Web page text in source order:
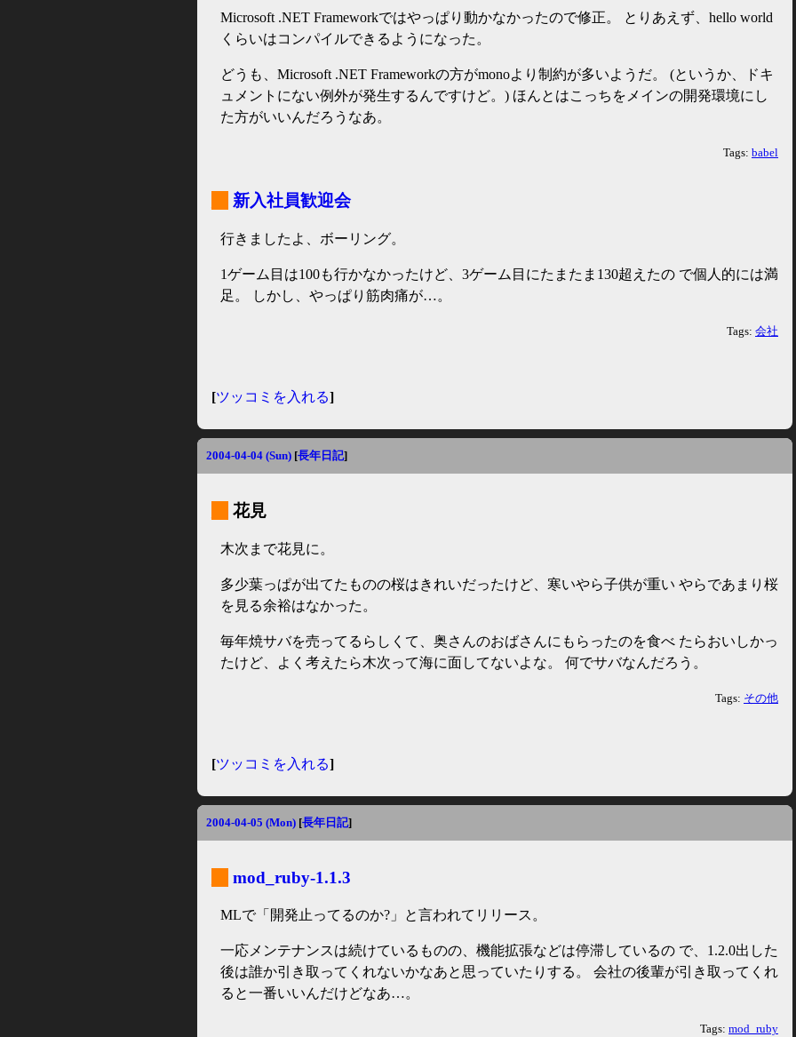
Microsoft .NET Frameworkではやっぱり動かなかったので修正。 とりあえず、hello world
くらいはコンパイルできるようになった。
どうも、Microsoft .NET Frameworkの方がmonoより制約が多いようだ。 (というか、ドキ
ュメントにない例外が発生するんですけど。) ほんとはこっちをメインの開発環境にし
た方がいいんだろうなあ。
Tags: babel
新入社員歓迎会
行きましたよ、ボーリング。
1ゲーム目は100も行かなかったけど、3ゲーム目にたまたま130超えたの で個人的には満
足。 しかし、やっぱり筋肉痛が…。
Tags: 会社
[ツッコミを入れる]
2004-04-04 (Sun) [長年日記]
花見
木次まで花見に。
多少葉っぱが出てたものの桜はきれいだったけど、寒いやら子供が重い やらであまり桜
を見る余裕はなかった。
毎年焼サバを売ってるらしくて、奥さんのおばさんにもらったのを食べ たらおいしかっ
たけど、よく考えたら木次って海に面してないよな。 何でサバなんだろう。
Tags: その他
[ツッコミを入れる]
2004-04-05 (Mon) [長年日記]
mod_ruby-1.1.3
MLで「開発止ってるのか?」と言われてリリース。
一応メンテナンスは続けているものの、機能拡張などは停滞しているの で、1.2.0出した
後は誰か引き取ってくれないかなあと思っていたりする。 会社の後輩が引き取ってくれ
ると一番いいんだけどなあ…。
Tags: mod_ruby